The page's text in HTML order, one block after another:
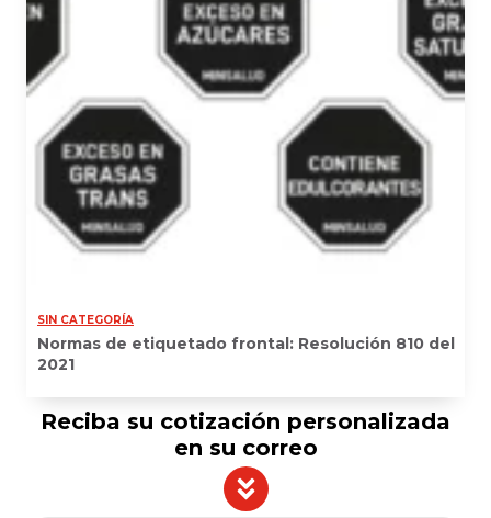
SIN CATEGORÍA
Normas de etiquetado frontal: Resolución 810 del
2021
Reciba su cotización personalizada
en su correo